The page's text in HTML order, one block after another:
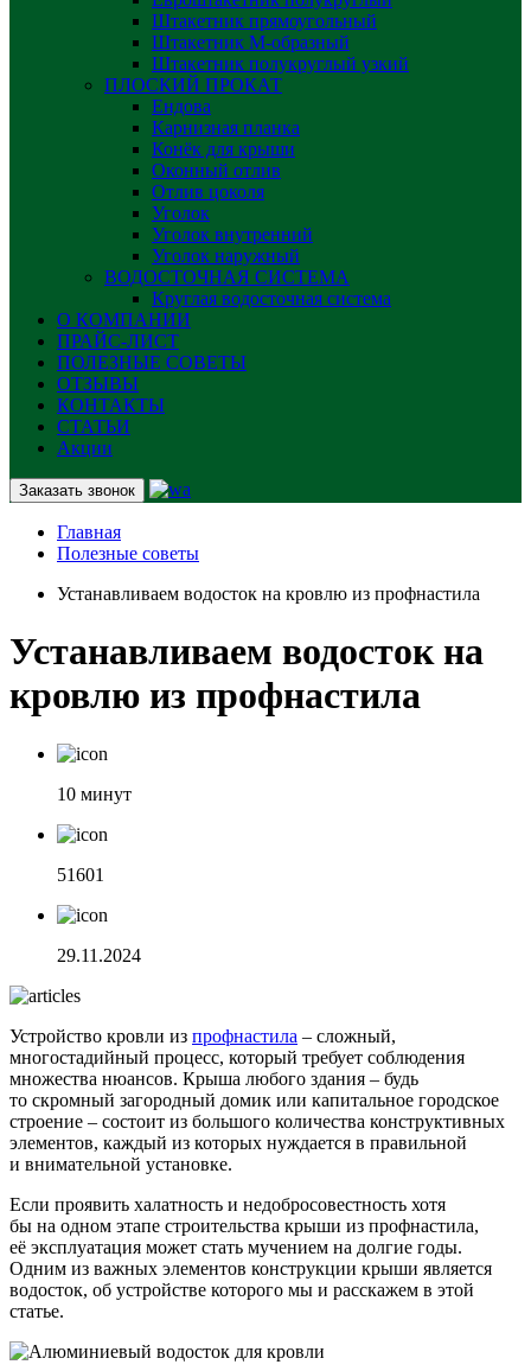
Штакетник прямоугольный
Штакетник М-образный
Штакетник полукруглый узкий
ПЛОСКИЙ ПРОКАТ
Ендова
Карнизная планка
Конёк для крыши
Оконный отлив
Отлив цоколя
Уголок
Уголок внутренний
Уголок наружный
ВОДОСТОЧНАЯ СИСТЕМА
Круглая водосточная система
О КОМПАНИИ
ПРАЙС-ЛИСТ
ПОЛЕЗНЫЕ СОВЕТЫ
ОТЗЫВЫ
КОНТАКТЫ
СТАТЬИ
Акции
Заказать звонок
Главная
Полезные советы
Устанавливаем водосток на кровлю из профнастила
Устанавливаем водосток на
кровлю из профнастила
10 минут
51601
29.11.2024
Устройство кровли из профнастила – сложный,
многостадийный процесс, который требует соблюдения
множества нюансов. Крыша любого здания – будь
то скромный загородный домик или капитальное городское
строение – состоит из большого количества конструктивных
элементов, каждый из которых нуждается в правильной
и внимательной установке.
Если проявить халатность и недобросовестность хотя
бы на одном этапе строительства крыши из профнастила,
её эксплуатация может стать мучением на долгие годы.
Одним из важных элементов конструкции крыши является
водосток, об устройстве которого мы и расскажем в этой
статье.